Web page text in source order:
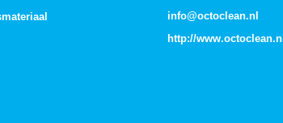
info@octoclean.nl
http://www.octoclean.nl